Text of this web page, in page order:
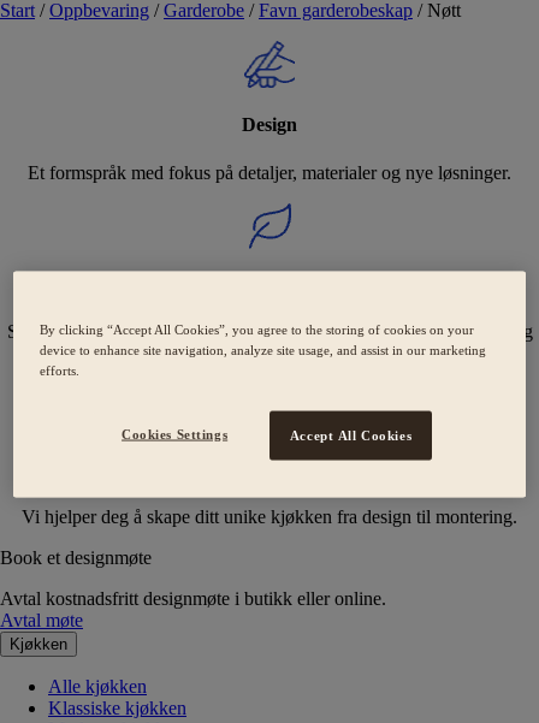
Start / Oppbevaring / Garderobe / Favn garderobeskap / Nøtt
Design
Et formspråk med fokus på detaljer, materialer og nye løsninger.
Svanemerkede kjøkken med fokus på bærekraft og omsorgsfulle valg
for miljøet.
Vi hjelper deg å skape ditt unike kjøkken fra design til montering.
Book et designmøte
Avtal kostnadsfritt designmøte i butikk eller online.
Avtal møte
Kjøkken
Alle kjøkken
Klassiske kjøkken
By clicking “Accept All Cookies”, you agree to the storing of cookies on your
device to enhance site navigation, analyze site usage, and assist in our marketing
efforts.
Cookies Settings Accept All Cookies